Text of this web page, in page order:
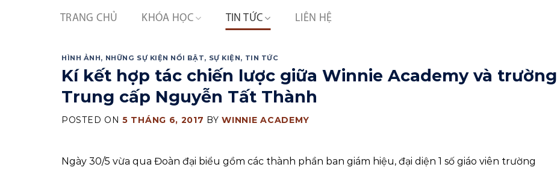
TRANG CHỦ KHÓA HỌC TIN TỨC LIÊN HỆ
HÌNH ẢNH, NHỮNG SỰ KIỆN NỔI BẬT, SỰ KIỆN, TIN TỨC
Kí kết hợp tác chiến lược giữa Winnie Academy và trường
Trung cấp Nguyễn Tất Thành
POSTED ON 5 THÁNG 6, 2017 BYWINNIE ACADEMY
Ngày 30/5 vừa qua Đoàn đại biểu gồm các thành phần ban giám hiệu, đại diện 1 số giáo viên trường